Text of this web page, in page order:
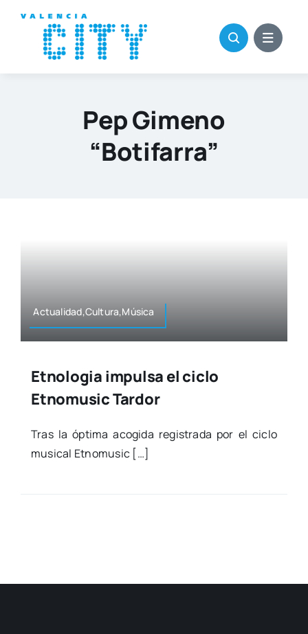
contenido
Pep Gimeno
“Botifarra”
Actualidad,Cultura,Música
Etnologia impulsa el ciclo
Etnomusic Tardor
Tras la ópti­ma aco­gi­da regis­tra­da por el ciclo
musi­cal Etno­mu­sic […]